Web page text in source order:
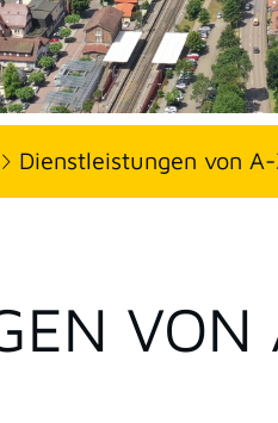
Dienstleistungen von